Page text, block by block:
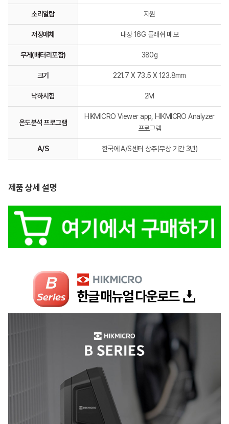
소리알람 지원
저장매체 내장 16G 플래쉬 메모
무게(배터리포함) 380g
크기 221.7 X 73.5 X 123.8mm
낙하시험 2M
온도분석 프로그램
HIKMICRO Viewer app, HIKMICRO Analyzer
프로그램
A/S 한국에 A/S센터 상주(무상 기간 3년)
제품 상세 설명